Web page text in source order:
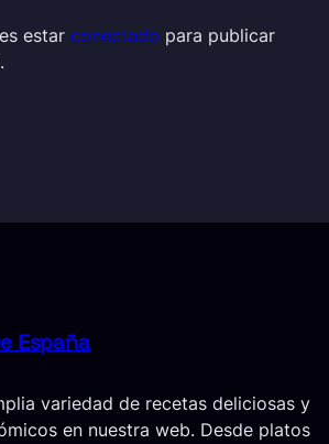
estar conectado para publicar
España
variedad de recetas deliciosas y
en nuestra web. Desde platos